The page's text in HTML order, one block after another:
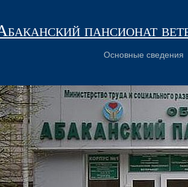
пансионат
Основные сведения